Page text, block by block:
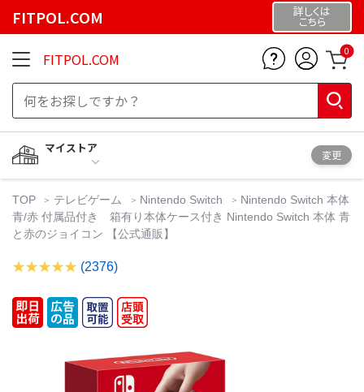
FITPOL.COM 詳しくは
こちら
FITPOL.COM 0
マイストア
変更
TOP テレビゲーム Nintendo Switch
Nintendo Switch 本体
青/赤 付属品付き 箱有り本体ケース付き Nintendo Switch 本体 青
と赤のジョイコン 【公式通販】
(2376)